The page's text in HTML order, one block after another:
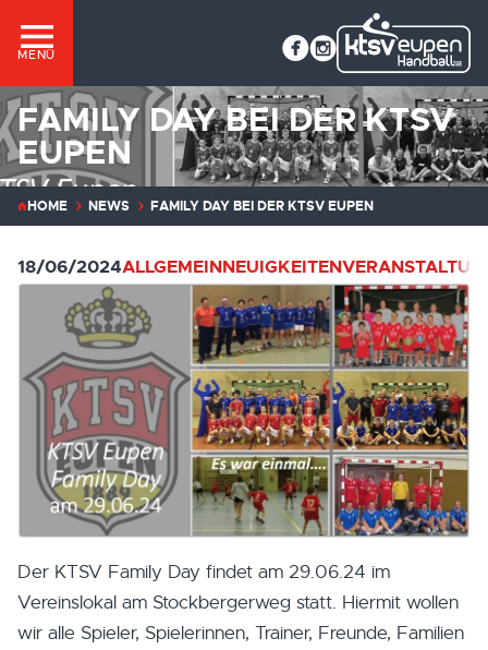
MENÜ
FAMILY DAY BEI DER KTSV
EUPEN
HOME NEWS FAMILY DAY BEI DER KTSV EUPEN
18/06/2024ALLGEMEINNEUIGKEITEN
Der KTSV Family Day findet am 29.06.24 im
Vereinslokal am Stockbergerweg statt. Hiermit wollen
wir alle Spieler, Spielerinnen, Trainer, Freunde, Familien